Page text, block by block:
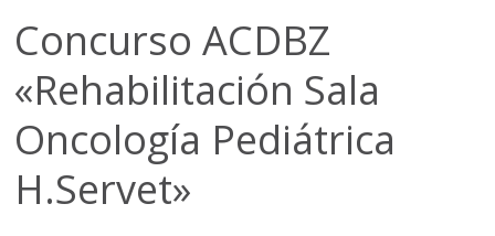
Concurso ACDBZ
«Rehabilitación Sala
Oncología Pediátrica
H.Servet»